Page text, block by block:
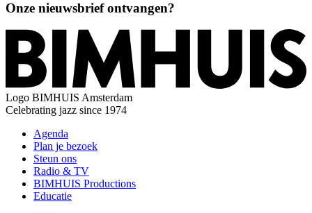
Onze nieuwsbrief ontvangen?
Logo BIMHUIS Amsterdam
Celebrating jazz since 1974
Agenda
Plan je bezoek
Steun ons
Radio & TV
BIMHUIS Productions
Educatie